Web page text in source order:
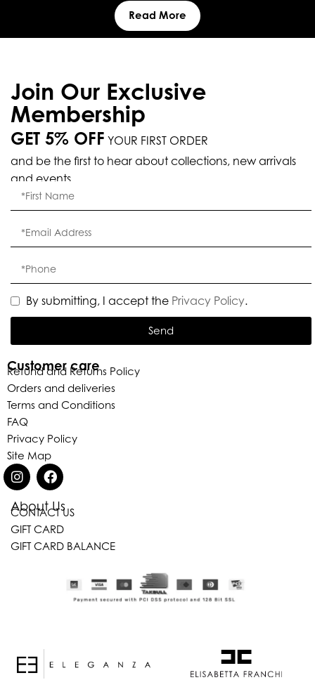
Read More
About Us
CONTACT US
GIFT CARD
GIFT CARD BALANCE
Customer care
Refund and Returns Policy
Orders and deliveries
Terms and Conditions
FAQ
Privacy Policy
Site Map
Join Our Exclusive
Membership
GET 5% OFF YOUR FIRST ORDER
and be the first to hear about collections, new arrivals
and events.
By submitting, I accept the Privacy Policy.
Send
Eleganza Israel
היישלום, ברוכה הבאה ל-ELEGANZA -
האם נוכל לעזור לך?